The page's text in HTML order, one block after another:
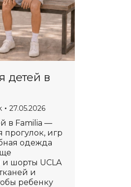
детей в
27.05.2026
в Familia —
прогулок, игр
одежда
шорты UCLA
и
ребенку